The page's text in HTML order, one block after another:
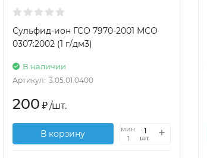
Сульфид-ион ГСО 7970-2001 МСО
0307:2002 (1 г/дм3)
В наличии
Артикул: 3.05.01.0400
200 ₽/шт.
В корзину
мин.
1
шт.